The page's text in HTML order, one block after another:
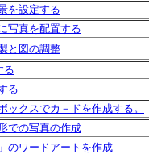
を設定する
写真を配置する
と図の調整
る
る
ックスでカ－ドを作成する。
での写真の作成
のワードアートを作成